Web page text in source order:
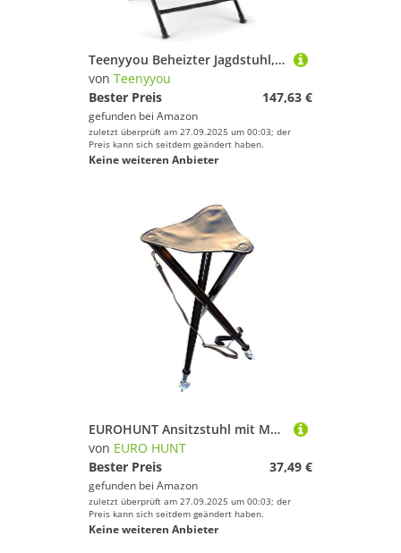
Teenyyou Beheizter Jagdstuhl, 360° drehbar, faltbar, Camouflage, gepolstert, Jagdsitz, tragbarer Entenstuhl mit verstellbarem Gurt, für Outdoor, Camping, Angeln, Wandern, unterstützt bis zu 150 kg
von Teenyyou
Bester Preis
147,63 €
gefunden bei Amazon
zuletzt überprüft am 27.09.2025 um 00:03; der
Preis kann sich seitdem geändert haben.
Keine weiteren Anbieter
EUROHUNT Ansitzstuhl mit Metallfuß, inklusive Leder-Trageriemen, 70 cm Sitzhöhe, max. Belastung 100 kg
von EURO HUNT
Bester Preis
37,49 €
gefunden bei Amazon
zuletzt überprüft am 27.09.2025 um 00:03; der
Preis kann sich seitdem geändert haben.
Keine weiteren Anbieter